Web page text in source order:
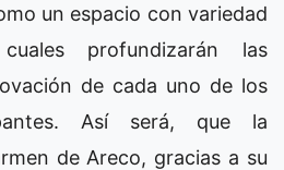
un espacio con variedad
profundizarán las
de cada uno de los
Así será, que la
de Areco, gracias a su